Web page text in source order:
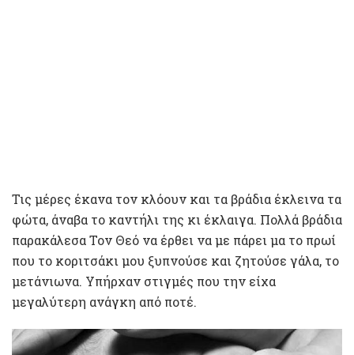
Τις μέρες έκανα τον κλόουν και τα βράδια έκλεινα τα
φώτα, άναβα το καντήλι της κι έκλαιγα. Πολλά βράδια
παρακάλεσα Τον Θεό να έρθει να με πάρει μα το πρωί
που το κοριτσάκι μου ξυπνούσε και ζητούσε γάλα, το
μετάνιωνα. Υπήρχαν στιγμές που την είχα
μεγαλύτερη ανάγκη από ποτέ.